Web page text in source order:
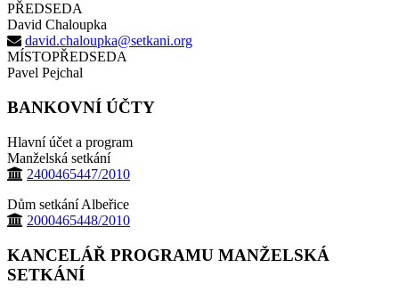
PŘEDSEDA
David Chaloupka
david.chaloupka@setkani.org
MÍSTOPŘEDSEDA
Pavel Pejchal
BANKOVNÍ ÚČTY
Hlavní účet a program
Manželská setkání
2400465447/2010
Dům setkání Albeřice
2000465448/2010
KANCELÁŘ PROGRAMU MANŽELSKÁ
SETKÁNÍ